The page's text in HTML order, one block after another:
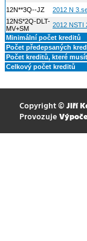
12N**3Q--JZ
2012 N
12NS*2Q-DLT-
MV+SM
2012 NSTI
Minimální počet kreditů
Počet předepsaných
Počet kreditů, které
Celkový počet kreditů
Copyright © Jiří
Provozuje